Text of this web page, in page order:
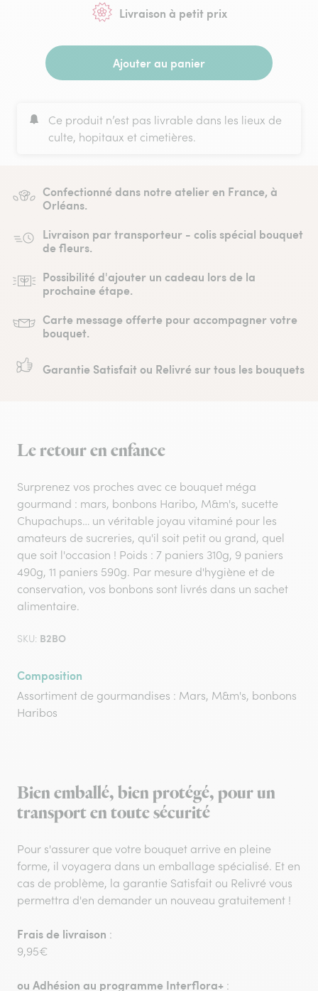
Livraison à petit prix
Ajouter au panier
Ce produit n’est pas livrable dans les lieux de
culte, hopitaux et cimetières.
Confectionné dans notre atelier en France, à
Orléans.
Livraison par transporteur - colis spécial bouquet
de fleurs.
Possibilité d'ajouter un cadeau lors de la
prochaine étape.
Carte message offerte pour accompagner votre
bouquet.
Garantie Satisfait ou Relivré sur tous les bouquets
Le retour en enfance
Surprenez vos proches avec ce bouquet méga
gourmand : mars, bonbons Haribo, M&m's, sucette
Chupachups… un véritable joyau vitaminé pour les
amateurs de sucreries, qu'il soit petit ou grand, quel
que soit l'occasion ! Poids : 7 paniers 310g, 9 paniers
490g, 11 paniers 590g. Par mesure d'hygiène et de
conservation, vos bonbons sont livrés dans un sachet
alimentaire.
SKU: B2BO
Composition
Assortiment de gourmandises : Mars, M&m's, bonbons
Haribos
Bien emballé, bien protégé, pour un
transport en toute sécurité
Pour s'assurer que votre bouquet arrive en pleine
forme, il voyagera dans un emballage spécialisé. Et en
cas de problème, la garantie Satisfait ou Relivré vous
permettra d'en demander un nouveau gratuitement !
Frais de livraison :
9,95€
ou Adhésion au programme Interflora+ :